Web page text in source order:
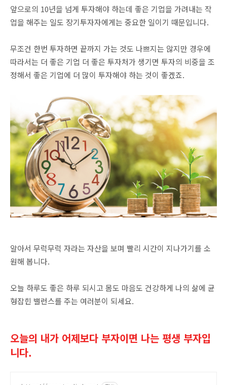
앞으로의 10년을 넘게 투자해야 하는데 좋은 기업을 가려내는 작
업을 해주는 일도 장기투자자에게는 중요한 일이기 때문입니다.
무조건 한번 투자하면 끝까지 가는 것도 나쁘지는 않지만 경우에
따라서는 더 좋은 기업 더 좋은 투자처가 생기면 투자의 비중을 조
정해서 좋은 기업에 더 많이 투자해야 하는 것이 좋겠죠.
알아서 무럭무럭 자라는 자산을 보며 빨리 시간이 지나가기를 소
원해 봅니다.
오늘 하루도 좋은 하루 되시고 몸도 마음도 건강하게 나의 삶에 균
형잡힌 밸런스를 주는 여러분이 되세요.
오늘의 내가 어제보다 부자이면 나는 평생 부자입
니다.